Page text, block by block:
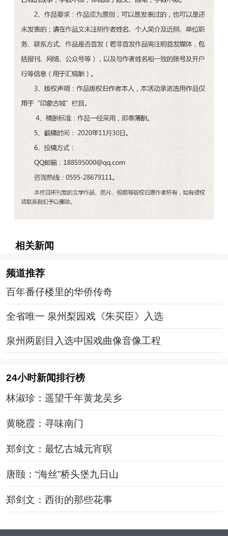
相关新闻
频道推荐
百年番仔楼里的华侨传奇
全省唯一 泉州梨园戏《朱买臣》入选
泉州两剧目入选中国戏曲像音像工程
24小时新闻排行榜
林淑珍：遥望千年黄龙吴乡
黄晓霞：寻味南门
郑剑文：最忆古城元宵暝
唐颐：“海丝”桥头堡九日山
郑剑文：西街的那些花事